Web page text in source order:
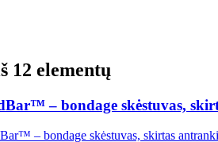
12 elementų
– bondage skėstuvas,